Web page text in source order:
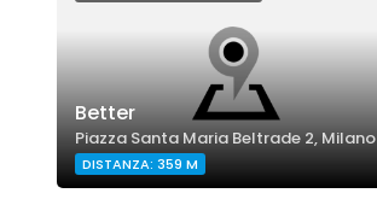
Better
Piazza Santa Maria Beltrade 2, Milano
DISTANZA: 359 M